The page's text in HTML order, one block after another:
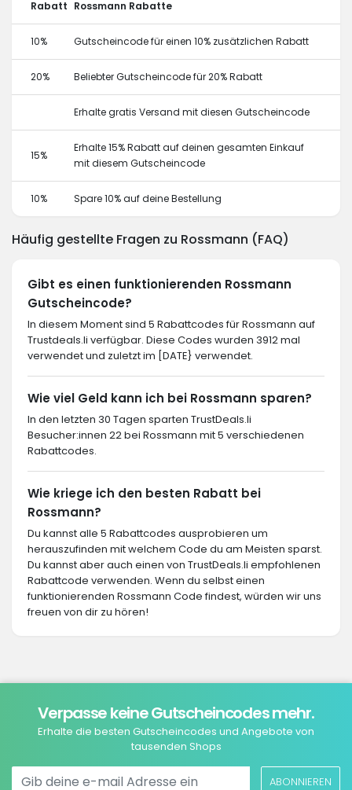
Rabatt Rossmann Rabatte
10% Gutscheincode für einen 10% zusätzlichen Rabatt
20% Beliebter Gutscheincode für 20% Rabatt
Erhalte gratis Versand mit diesen Gutscheincode
15%
Erhalte 15% Rabatt auf deinen gesamten Einkauf
mit diesem Gutscheincode
10% Spare 10% auf deine Bestellung
Häufig gestellte Fragen zu Rossmann (FAQ)
Gibt es einen funktionierenden Rossmann
Gutscheincode?
In diesem Moment sind 5 Rabattcodes für Rossmann auf
Trustdeals.li verfügbar. Diese Codes wurden 3912 mal
verwendet und zuletzt im [DATE} verwendet.
Wie viel Geld kann ich bei Rossmann sparen?
In den letzten 30 Tagen sparten TrustDeals.li
Besucher:innen 22 bei Rossmann mit 5 verschiedenen
Rabattcodes.
Wie kriege ich den besten Rabatt bei
Rossmann?
Du kannst alle 5 Rabattcodes ausprobieren um
herauszufinden mit welchem Code du am Meisten sparst.
Du kannst aber auch einen von TrustDeals.li empfohlenen
Rabattcode verwenden. Wenn du selbst einen
funktionierenden Rossmann Code findest, würden wir uns
freuen von dir zu hören!
Verpasse keine Gutscheincodes mehr.
Erhalte die besten Gutscheincodes und Angebote von
tausenden Shops
ABONNIEREN